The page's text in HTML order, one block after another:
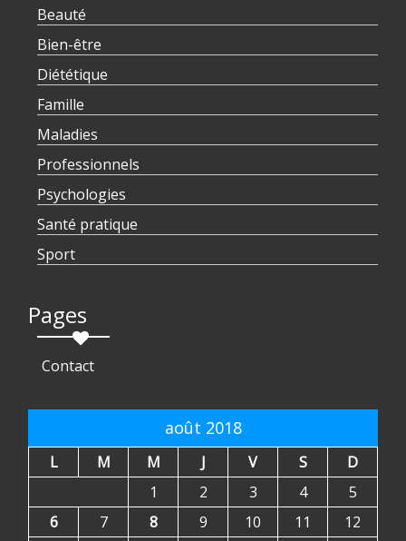
Beauté
Bien-être
Diététique
Famille
Maladies
Professionnels
Psychologies
Santé pratique
Sport
Pages
Contact
août 2018
L M M J V S
D
1
2 3 4
5
6
7 8 9 10 11 12